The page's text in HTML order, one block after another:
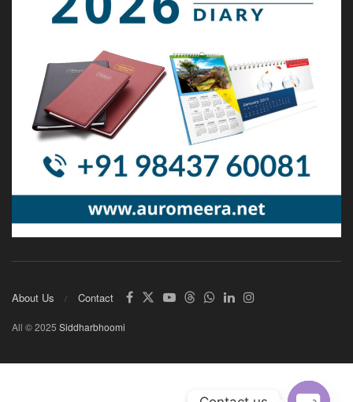
About Us Contact
All © 2025 Siddharbhoomi